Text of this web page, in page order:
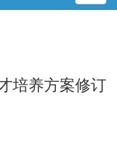
培养方案修订